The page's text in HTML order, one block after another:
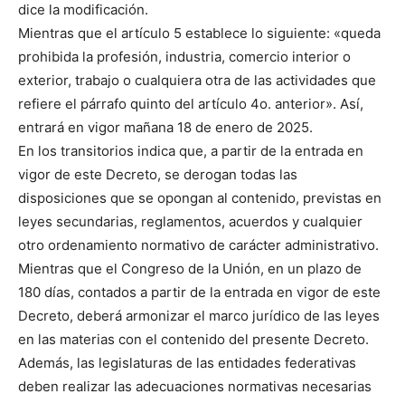
dice la modificación.
Mientras que el artículo 5 establece lo siguiente: «queda
prohibida la profesión, industria, comercio interior o
exterior, trabajo o cualquiera otra de las actividades que
refiere el párrafo quinto del artículo 4o. anterior». Así,
entrará en vigor mañana 18 de enero de 2025.
En los transitorios indica que, a partir de la entrada en
vigor de este Decreto, se derogan todas las
disposiciones que se opongan al contenido, previstas en
leyes secundarias, reglamentos, acuerdos y cualquier
otro ordenamiento normativo de carácter administrativo.
Mientras que el Congreso de la Unión, en un plazo de
180 días, contados a partir de la entrada en vigor de este
Decreto, deberá armonizar el marco jurídico de las leyes
en las materias con el contenido del presente Decreto.
Además, las legislaturas de las entidades federativas
deben realizar las adecuaciones normativas necesarias